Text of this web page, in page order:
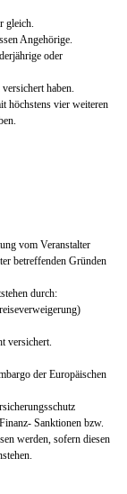
gleich.
Angehörige.
oder
haben.
höchstens vier weiteren
vom Veranstalter
betreffenden Gründen
durch:
versichert.
der Europäischen
Sanktionen bzw.
werden, sofern diesen